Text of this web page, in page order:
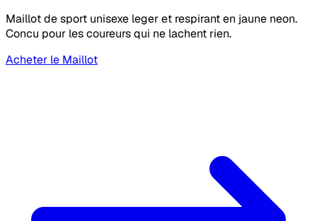
Maillot de sport unisexe leger et respirant en jaune neon.
Concu pour les coureurs qui ne lachent rien.
Acheter le Maillot